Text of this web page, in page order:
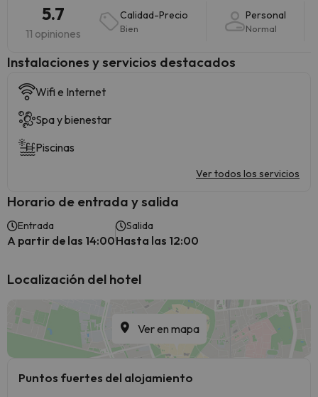
5.7
11 opiniones
Calidad-Precio
Bien
Personal
Normal
Instalaciones y servicios destacados
Wifi e Internet
Spa y bienestar
Piscinas
Ver todos los servicios
Horario de entrada y salida
Entrada
A partir de las 14:00
Salida
Hasta las 12:00
Localización del hotel
Ver en mapa
Puntos fuertes del alojamiento